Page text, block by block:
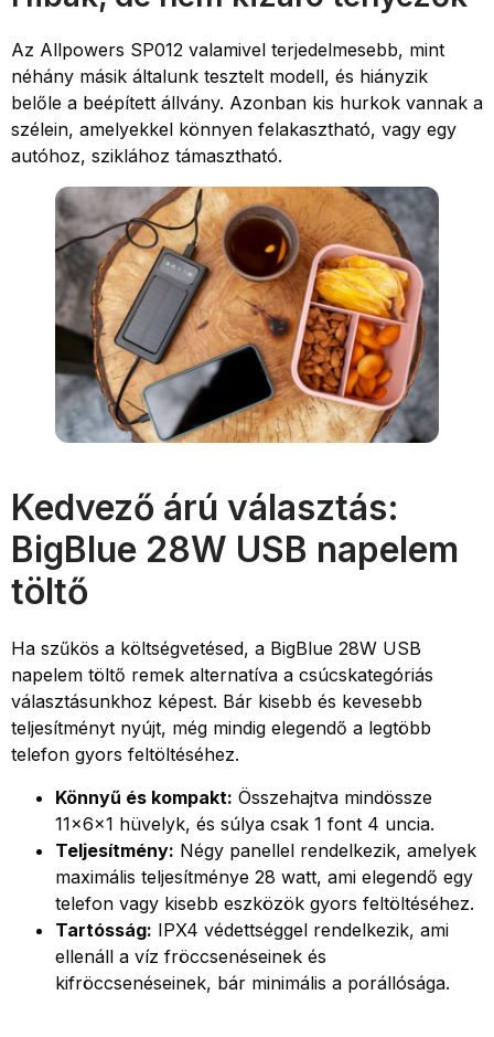
Az Allpowers SP012 valamivel terjedelmesebb, mint
néhány másik általunk tesztelt modell, és hiányzik
belőle a beépített állvány. Azonban kis hurkok vannak a
szélein, amelyekkel könnyen felakasztható, vagy egy
autóhoz, sziklához támasztható.
Kedvező árú választás:
BigBlue 28W USB napelem
töltő
Ha szűkös a költségvetésed, a BigBlue 28W USB
napelem töltő remek alternatíva a csúcskategóriás
választásunkhoz képest. Bár kisebb és kevesebb
teljesítményt nyújt, még mindig elegendő a legtöbb
telefon gyors feltöltéséhez.
Könnyű és kompakt: Összehajtva mindössze
11x6x1 hüvelyk, és súlya csak 1 font 4 uncia.
Teljesítmény: Négy panellel rendelkezik, amelyek
maximális teljesítménye 28 watt, ami elegendő egy
telefon vagy kisebb eszközök gyors feltöltéséhez.
Tartósság: IPX4 védettséggel rendelkezik, ami
ellenáll a víz fröccsenéseinek és
kifröccsenéseinek, bár minimális a porállósága.